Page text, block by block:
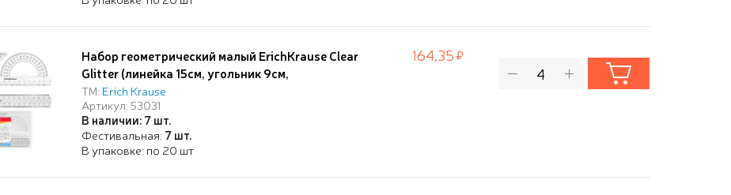
Набор геометрический малый ErichKrause Clear
Glitter (линейка 15см, угольник 9см,
транспортир 180°), прозрачный с блестками, в
zip-пакете
ТМ: Erich Krause
Артикул: 53031
В наличии: 7 шт.
Фестивальная: 7 шт.
В упаковке: по 20 шт
164,35